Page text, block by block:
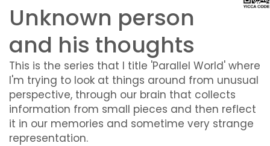
Unknown person
and his thoughts
This is the series that I title 'Parallel World' where
I'm trying to look at things around from unusual
perspective, through our brain that collects
information from small pieces and then reflect
it in our memories and sometime very strange
representation.